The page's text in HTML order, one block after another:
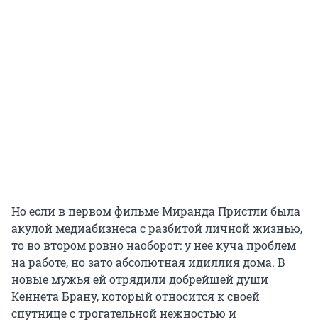
Но если в первом фильме Миранда Пристли была
акулой медиабизнеса с разбитой личной жизнью,
то во втором ровно наоборот: у нее куча проблем
на работе, но зато абсолютная идиллия дома. В
новые мужья ей отрядили добрейшей души
Кеннета Брану, который относится к своей
спутнице с трогательной нежностью и